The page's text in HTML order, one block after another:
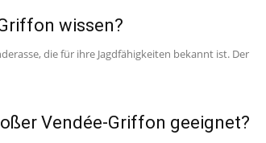
wissen?
die für ihre Jagdfähigkeiten bekannt ist. Der
Vendée-Griffon geeignet?